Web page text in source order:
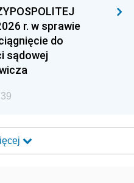
r. w sprawie
do
sądowej